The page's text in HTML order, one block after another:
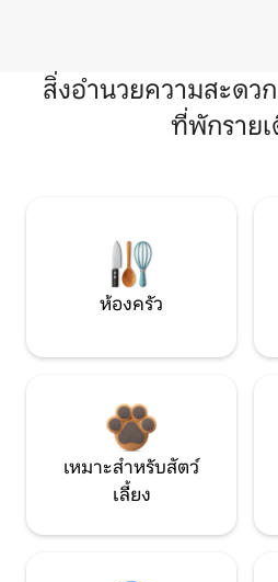
สิ่งอำนวยความสะดว
ที่พักราย
ห้องครัว
เหมาะสำหรับสัตว์
เลี้ยง